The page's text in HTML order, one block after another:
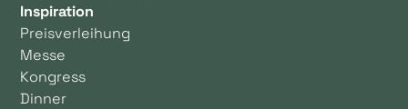
Inspiration
Preisverleihung
Messe
Kongress
Dinner